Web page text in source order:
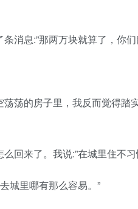
息:”那两万块就算了，你们
的房子里，我反而觉得踏
来了。我说:”在城里住不习
里哪有那么容易。”